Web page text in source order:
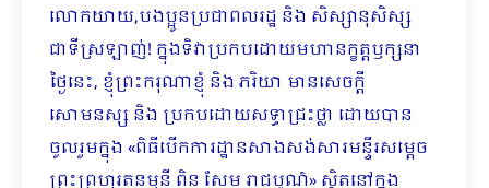
លោកយាយ,បងប្អូនប្រជាពលរដ្ឋ និង សិស្សានុសិស្ស
ជាទីស្រឡាញ់! ក្នុងទិវាប្រកបដោយមហានក្ខត្តឫក្សនា
ថ្ងៃនេះ, ខ្ញុំព្រះករុណាខ្ញុំ និង ភរិយា មានសេចក្តី
សោមនស្ស និង ប្រកបដោយសទ្ធាជ្រះថ្លា ដោយបាន
ចូលរួមក្នុង «ពិធីបើកការដ្ឋានសាងសង់សារមន្ទីរសម្តេច
ព្រះព្រហ្មរតនមុនី ពិន សែម រាជបូណ៌» ស្ថិតនៅក្នុង